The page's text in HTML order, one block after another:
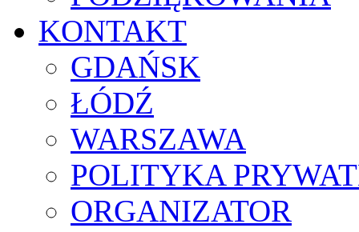
KONTAKT
GDAŃSK
ŁÓDŹ
WARSZAWA
POLITYKA
ORGANIZATOR